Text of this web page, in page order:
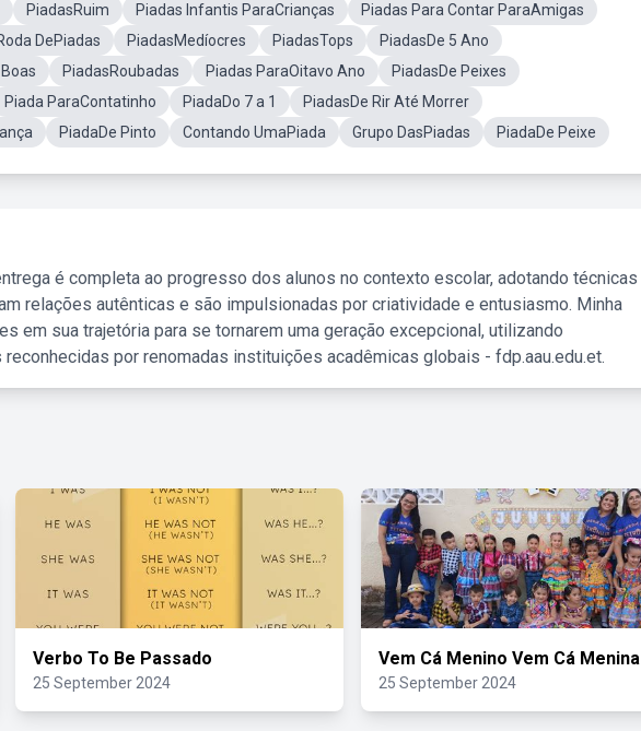
PiadasRuim Piadas Infantis ParaCrianças
Piadas Para Contar ParaAmigas
DePiadas PiadasMedíocres PiadasTops
PiadasDe 5 Ano
PiadasRoubadas Piadas ParaOitavo Ano
PiadasDe Peixes
Piada ParaContatinho PiadaDo 7 a 1
PiadasDe Rir Até Morrer
PiadaDe Pinto Contando UmaPiada Grupo DasPiadas PiadaDe Peixe
é completa ao progresso dos alunos no contexto escolar, adotando técnicas
relações autênticas e são impulsionadas por criatividade e entusiasmo. Minha
em sua trajetória para se tornarem uma geração excepcional, utilizando
por renomadas instituições acadêmicas globais - fdp.aau.edu.et.
Verbo To Be Passado
25 September 2024
Vem Cá Menino Vem Cá Menina
25 September 2024